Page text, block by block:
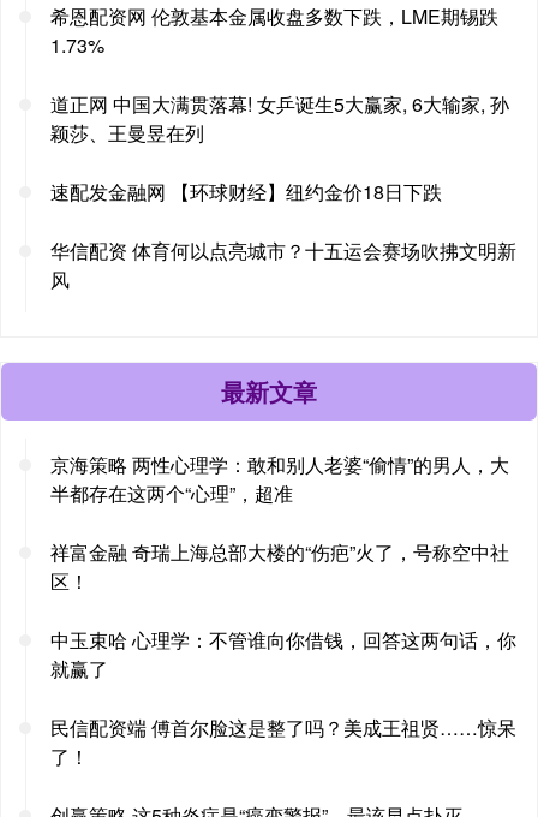
希恩配资网 伦敦基本金属收盘多数下跌，LME期锡跌
1.73%
道正网 中国大满贯落幕! 女乒诞生5大赢家, 6大输家, 孙
颖莎、王曼昱在列
速配发金融网 【环球财经】纽约金价18日下跌
华信配资 体育何以点亮城市？十五运会赛场吹拂文明新
风
最新文章
京海策略 两性心理学：敢和别人老婆“偷情”的男人，大
半都存在这两个“心理”，超准
祥富金融 奇瑞上海总部大楼的“伤疤”火了，号称空中社
区！
中玉束哈 心理学：不管谁向你借钱，回答这两句话，你
就赢了
民信配资端 傅首尔脸这是整了吗？美成王祖贤……惊呆
了！